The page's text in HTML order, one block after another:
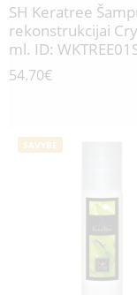
SH Keratree
rekonstrukcijai
ml. ID:
54.70€
SAVYBĖ